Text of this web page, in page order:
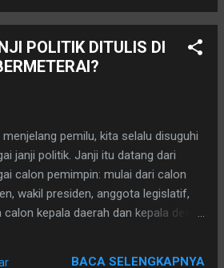
mereka memiliki visi dan program
sering terdengar di tengah
janji kampanye yang terasa
Kompetisi Masa kampanye adalah
kandidat berusaha meyakinkan
program, dan harapan yang
seperti itu, sering kali muncul
dengan semangat tinggi.
POLITIK DITULIS DI
menjelang pemilu, kita selalu disuguhi
janji politik. Janji itu datang dari
calon pemimpin: mulai dari calon
wakil presiden, anggota legislatif,
calon kepala daerah dan kepala desa.
BACA SELENGKAPNYA